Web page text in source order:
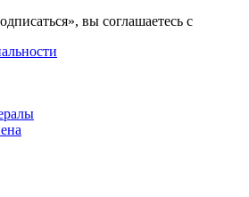
вы соглашаетесь с